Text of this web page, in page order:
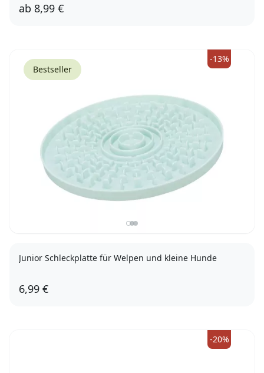
ab 8,99 €
Bestseller
-13%
Junior Schleckplatte für Welpen und kleine Hunde
6,99 €
-20%